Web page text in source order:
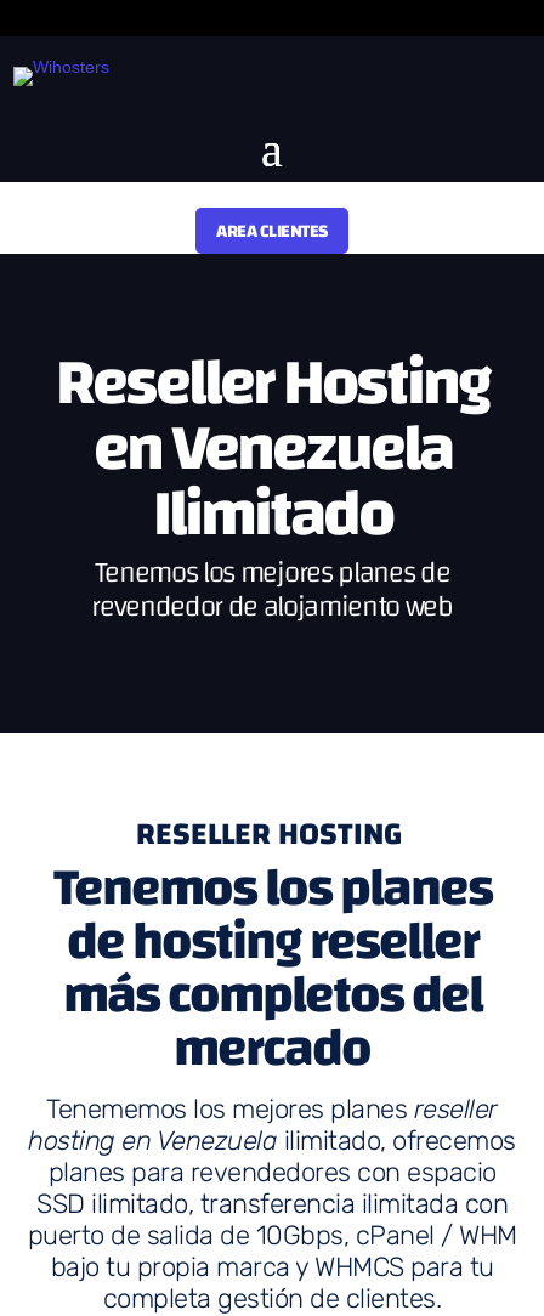
AREA CLIENTES
Reseller Hosting
en Venezuela
Ilimitado
Tenemos los mejores planes de
revendedor de alojamiento web
RESELLER HOSTING
Tenemos los planes
de hosting reseller
más completos del
mercado
Tenememos los mejores planes reseller
hosting en Venezuela ilimitado, ofrecemos
planes para revendedores con espacio
SSD ilimitado, transferencia ilimitada con
puerto de salida de 10Gbps, cPanel / WHM
bajo tu propia marca y WHMCS para tu
completa gestión de clientes.